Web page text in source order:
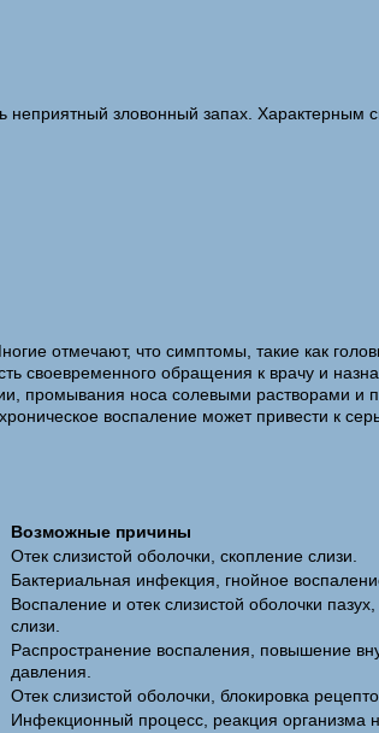
неприятный зловонный запах. Характерным
отмечают, что симптомы, такие как
своевременного обращения к врачу и
промывания носа солевыми растворами
воспаление может привести к
Возможные причины
Отек слизистой оболочки, скопление слизи.
Бактериальная инфекция, гнойное
Воспаление и отек слизистой оболочки
слизи.
Распространение воспаления, повышение
давления.
Отек слизистой оболочки, блокировка
Инфекционный процесс, реакция организма